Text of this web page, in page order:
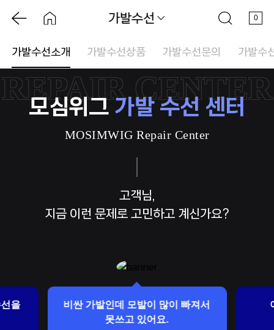
0
가발수선
가발수선소개 가발수선상품 가발수선문의 가발수
REPAIR CENTER
모심위그가발 수선 센터
MOSIMWIG Repair Center
고객님,
지금 이런 문제로 고민하고 계신가요?
을
비싼 가발인데 모발이 많이 빠져서
못쓰고 있어요.